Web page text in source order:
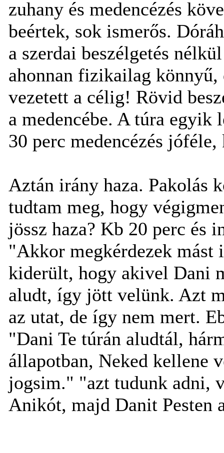
zuhany és medencézés
beértek, sok ismerős.
a szerdai beszélgetés
ahonnan fizikailag könnyű,
vezetett a célig! Rövid
a medencébe. A túra egyik
30 perc medencézés
Aztán irány haza. Pakolás
tudtam meg, hogy
jössz haza? Kb 20 perc
"Akkor megkérdezek
kiderült, hogy akivel Dani
aludt, így jött velünk. Azt
az utat, de így nem mert.
"Dani Te túrán aludtál,
állapotban, Neked kellene
jogsim." "azt tudunk adni,
Anikót, majd Danit Pesten